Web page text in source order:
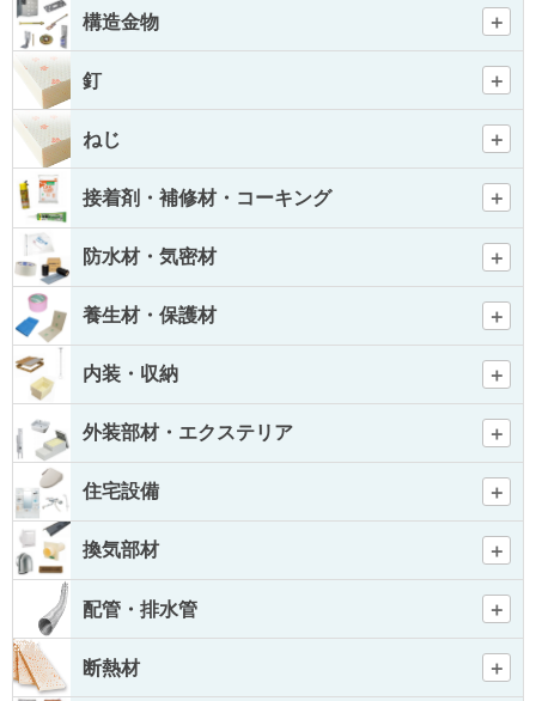
構造金物
釘
ねじ
接着剤・補修材・コーキング
防水材・気密材
養生材・保護材
内装・収納
外装部材・エクステリア
住宅設備
換気部材
配管・排水管
断熱材